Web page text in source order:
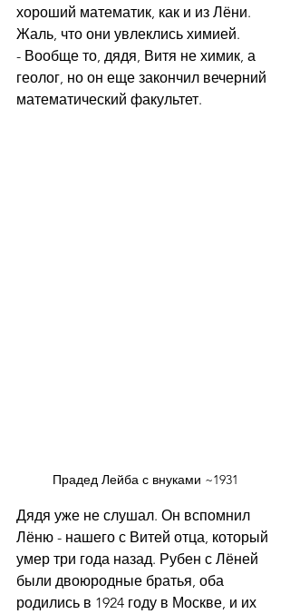
хороший математик, как и из Лёни.
Жаль, что они увлеклись химией.
- Вообще то, дядя, Витя не химик, а
геолог, но он еще закончил вечерний
математический факультет.
Прадед Лейба с внуками ~1931
Дядя уже не слушал. Он вспомнил
Лёню - нашего с Витей отца, который
умер три года назад. Рубен с Лёней
были двоюродные братья, оба
родились в 1924 году в Москве, и их